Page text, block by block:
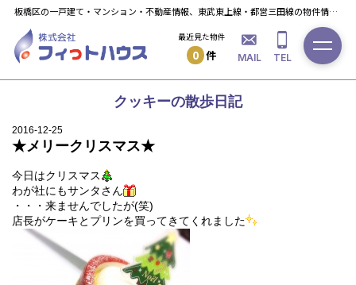
板橋区の一戸建て・マンション・不動産情報、東武東上線・都営三田線の物件情報ならフィっト・ハウスへ！
最近見た物件
0 件 MAIL TEL
クッキーの散歩日記
2016-12-25
★メリークリスマス★
今日はクリスマス
わが社にもサンタさん
・・・来ませんでしたが(笑)
店長がケーキとプリンを買ってきてくれました